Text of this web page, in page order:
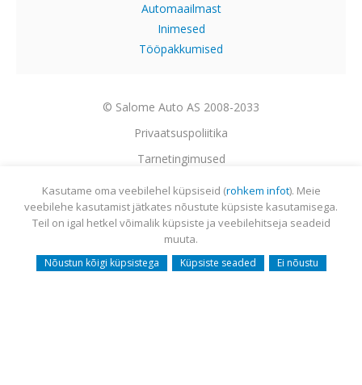
Automaailmast
Inimesed
Tööpakkumised
© Salome Auto AS 2008-2033
Privaatsuspoliitika
Tarnetingimused
Garantii
Utiliseerimine
Sisukaart
Webmail
Kasutame oma veebilehel küpsiseid (rohkem infot). Meie
veebilehe kasutamist jätkates nõustute küpsiste kasutamisega.
Teil on igal hetkel võimalik küpsiste ja veebilehitseja seadeid
muuta.
Nõustun kõigi küpsistega Küpsiste seaded Ei nõustu